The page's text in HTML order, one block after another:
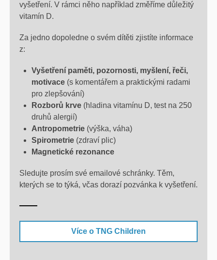
vyšetření. V rámci něho například změříme důležitý
vitamín D.
Za jedno dopoledne o svém dítěti zjistíte informace
z:
Vyšetření paměti, pozornosti, myšlení, řeči,
motivace (s komentářem a praktickými radami
pro zlepšování)
Rozborů krve (hladina vitamínu D, test na 250
druhů alergií)
Antropometrie (výška, váha)
Spirometrie (zdraví plic)
Magnetické rezonance
Sledujte prosím své emailové schránky. Těm,
kterých se to týká, včas dorazí pozvánka k vyšetření.
Více o TNG Children